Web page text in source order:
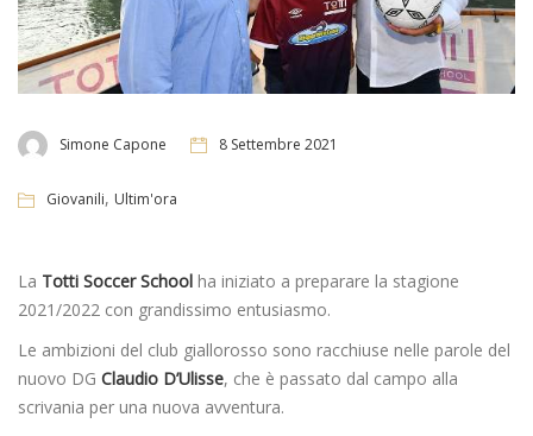
Simone Capone 8 Settembre 2021
Giovanili, Ultim'ora
La Totti Soccer School ha iniziato a preparare la stagione
2021/2022 con grandissimo entusiasmo.
Le ambizioni del club giallorosso sono racchiuse nelle parole del
nuovo DG Claudio D’Ulisse, che è passato dal campo alla
scrivania per una nuova avventura.